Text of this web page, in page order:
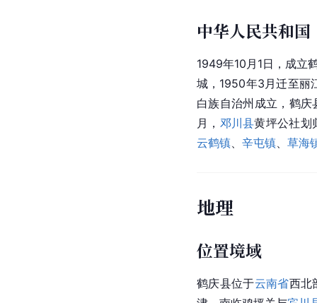
中华人民共和国
1949年10月1日，成立
城，1950年3月迁至丽
白族自治州成立，鹤
月， 邓川县黄坪公社划
云鹤镇、 辛屯镇、 草海
地理
位置境域
鹤庆县位于云南省西北